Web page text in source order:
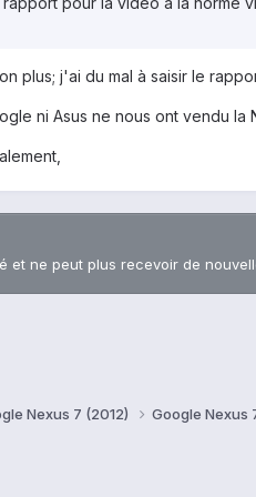
plus; j'ai du mal à saisir le
ni Asus ne nous ont vendu la
et ne peut plus recevoir de
Nexus 7 (2012) Google Nexus